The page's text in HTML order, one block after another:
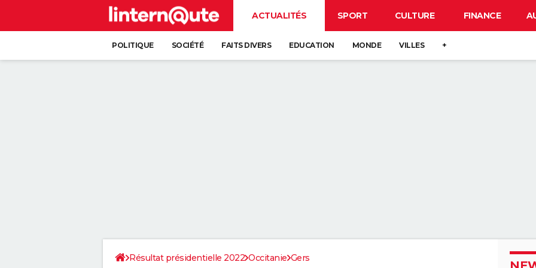
ACTUALITÉS SPORT CULTURE FINANCE
POLITIQUE SOCIÉTÉ FAITS DIVERS EDUCATION MONDE VILLES +
Résultat présidentielle 2022 Occitanie Gers